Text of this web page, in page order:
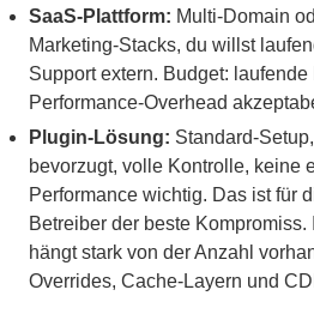
SaaS-Plattform: Multi-Domain
Marketing-Stacks, du willst
Support extern. Budget: laufende
Performance-Overhead
Plugin-Lösung: Standard-
bevorzugt, volle Kontrolle, keine
Performance wichtig. Das ist für
Betreiber der beste
hängt stark von der Anzahl
Overrides, Cache-Layern und